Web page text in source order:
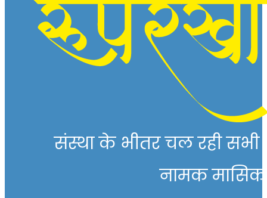
संस्था के भीतर चल रही सभी
नामक मासिक